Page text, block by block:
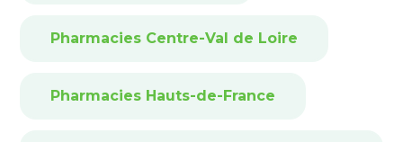
Pharmacies Centre-Val de Loire
Pharmacies Hauts-de-France